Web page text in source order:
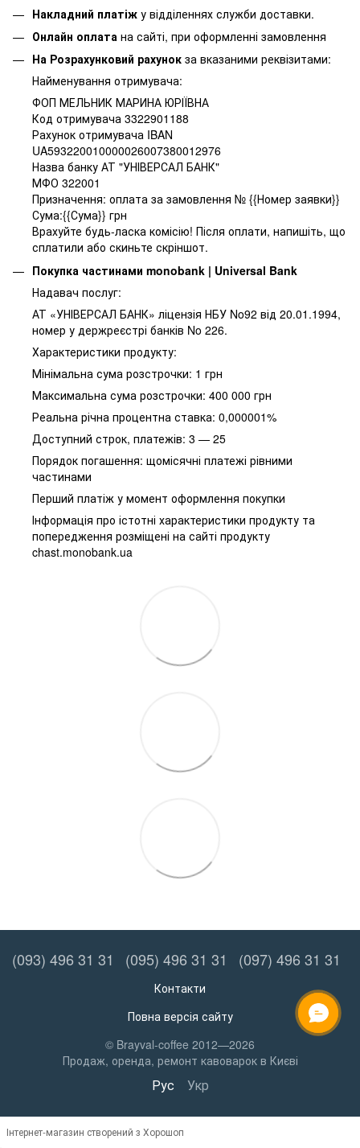
Накладний платіж у відділеннях служби доставки.
Онлайн оплата на сайті, при оформленні замовлення
На Розрахунковий рахунок за вказаними реквізитами:
Найменування отримувача:
ФОП МЕЛЬНИК МАРИНА ЮРІЇВНА
Код отримувача 3322901188
Рахунок отримувача IBAN
UA593220010000026007380012976
Назва банку АТ "УНІВЕРСАЛ БАНК"
МФО 322001
Призначення: оплата за замовлення № {{Номер заявки}}
Сума:{{Сума}} грн
Врахуйте будь-ласка комісію! Після оплати, напишіть, що
сплатили або скиньте скріншот.
Покупка частинами monobank | Universal Bank
Надавач послуг:
АТ «УНІВЕРСАЛ БАНК» ліцензія НБУ No92 від 20.01.1994,
номер у держреєстрі банків No 226.
Характеристики продукту:
Мінімальна сума розстрочки: 1 грн
Максимальна сума розстрочки: 400 000 грн
Реальна річна процентна ставка: 0,000001%
Доступний строк, платежів: 3 — 25
Порядок погашення: щомісячні платежі рівними
частинами
Перший платіж у момент оформлення покупки
Інформація про істотні характеристики продукту та
попередження розміщені на сайті продукту
chast.monobank.ua
(093) 496 31 31 (095) 496 31 31 (097) 496 31 31
Контакти
Повна версія сайту
© Brayval-coffee 2012—2026
Продаж, оренда, ремонт кавоварок в Києві
Рус Укр
Інтернет-магазин створений з Хорошоп
ОНЛАЙН ЧАТ